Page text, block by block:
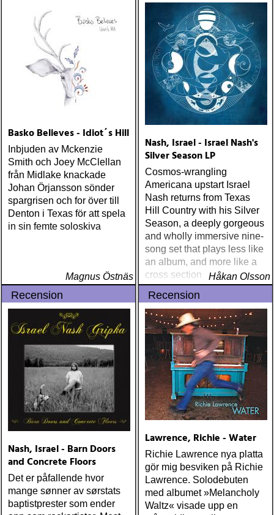
Basko Believes - Idiot´s Hill
Inbjuden av Mckenzie
Smith och Joey McClellan
från Midlake knackade
Johan Örjansson sönder
spargrisen och for över till
Denton i Texas för att spela
in sin femte soloskiva
Magnus Östnäs
Nash, Israel - Israel Nash's
Silver Season LP
Cosmos-wrangling
Americana upstart Israel
Nash returns from Texas
Hill Country with his Silver
Season, a deeply gorgeous
and wholly immersive nine-
song set that plays less like
an album, and more like a
cross section of time and
space
Håkan Olsson
Recension
Nash, Israel - Barn Doors
and Concrete Floors
Det er påfallende hvor
mange sønner av sørstats
baptistprester som ender
Recension
Lawrence, Richie - Water
Richie Lawrence nya platta
gör mig besviken på Richie
Lawrence. Solodebuten
med albumet »Melancholy
Waltz« visade upp en